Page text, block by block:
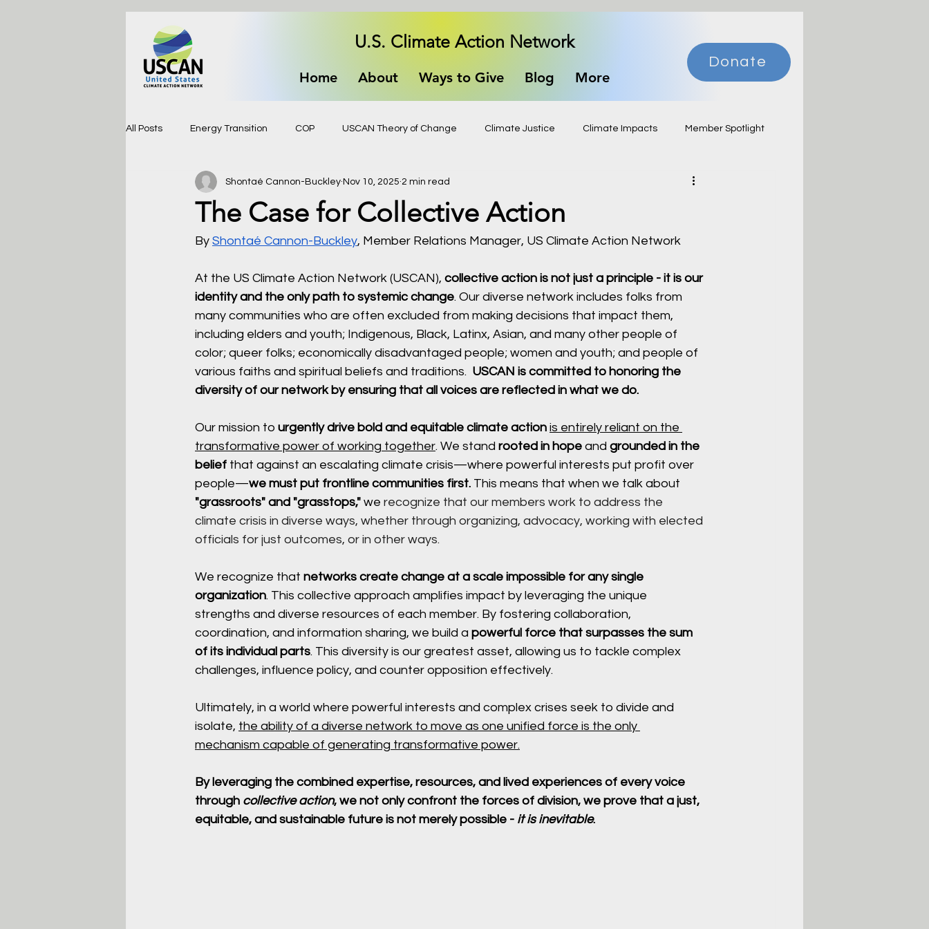
U.S. Climate Action Network
Home About Ways to Give Blog More
Donate
All Posts Energy Transition COP USCAN Theory of Change Climate Justice Climate Impacts Member Spotlight
The Case for Collective Action
Shontaé Cannon-Buckley Nov 10, 2025 2 min read
By Shontaé Cannon-Buckley, Member Relations Manager, US Climate Action Network
At the US Climate Action Network (USCAN), collective action is not just a principle - it is our
identity and the only path to systemic change. Our diverse network includes folks from
many communities who are often excluded from making decisions that impact them,
including elders and youth; Indigenous, Black, Latinx, Asian, and many other people of
color; queer folks; economically disadvantaged people; women and youth; and people of
various faiths and spiritual beliefs and traditions. USCAN is committed to honoring the
diversity of our network by ensuring that all voices are reflected in what we do.
Our mission to urgently drive bold and equitable climate action is entirely reliant on the
transformative power of working together. We stand rooted in hope and grounded in the
belief that against an escalating climate crisis—where powerful interests put profit over
people—we must put frontline communities first. This means that when we talk about
"grassroots" and "grasstops," we recognize that our members work to address the
climate crisis in diverse ways, whether through organizing, advocacy, working with elected
officials for just outcomes, or in other ways.
We recognize that networks create change at a scale impossible for any single
organization. This collective approach amplifies impact by leveraging the unique
strengths and diverse resources of each member. By fostering collaboration,
coordination, and information sharing, we build a powerful force that surpasses the sum
of its individual parts. This diversity is our greatest asset, allowing us to tackle complex
challenges, influence policy, and counter opposition effectively.
Ultimately, in a world where powerful interests and complex crises seek to divide and
isolate, the ability of a diverse network to move as one unified force is the only
mechanism capable of generating transformative power.
By leveraging the combined expertise, resources, and lived experiences of every voice
through collective action, we not only confront the forces of division, we prove that a just,
equitable, and sustainable future is not merely possible - it is inevitable.